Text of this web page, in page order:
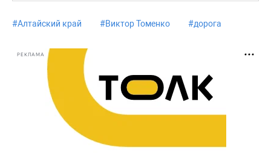
#Алтайский край #Виктор Томенко #дорога
РЕКЛАМА